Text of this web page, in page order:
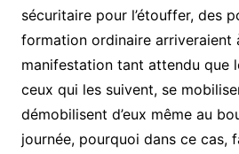
sécuritaire pour l’étouffer, des
formation ordinaire arriveraient
manifestation tant attendu que
ceux qui les suivent, se
démobilisent d’eux même au
journée, pourquoi dans ce cas,